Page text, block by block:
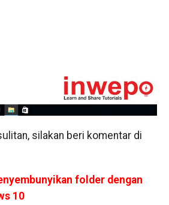
silakan beri komentar di
folder dengan
10